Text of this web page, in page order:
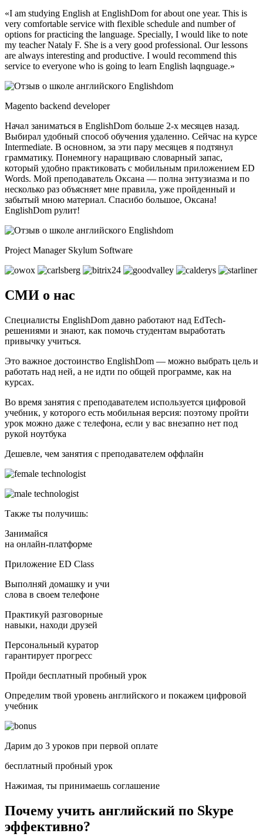
«I am studying English at EnglishDom for about one year. This is
very comfortable service with flexible schedule and number of
options for practicing the language. Specially, I would like to note
my teacher Nataly F. She is a very good professional. Our lessons
are always interesting and productive. I would recommend this
service to everyone who is going to learn English laqnguage.»
Magento backend developer
Начал заниматься в EnglishDom больше 2-х месяцев назад.
Выбирал удобный способ обучения удаленно. Сейчас на курсе
Intermediate. В основном, за эти пару месяцев я подтянул
грамматику. Понемногу наращиваю словарный запас,
который удобно практиковать с мобильным приложением ED
Words. Мой преподаватель Оксана — полна энтузиазма и по
несколько раз объясняет мне правила, уже пройденный и
забытый мною материал. Спасибо большое, Оксана!
EnglishDom рулит!
Project Manager Skylum Software
СМИ о нас
Специалисты EnglishDom давно работают над EdTech-
решениями и знают, как помочь студентам выработать
привычку учиться.
Это важное достоинство EnglishDom — можно выбрать цель и
работать над ней, а не идти по общей программе, как на
курсах.
Во время занятия с преподавателем используется цифровой
учебник, у которого есть мобильная версия: поэтому пройти
урок можно даже с телефона, если у вас внезапно нет под
рукой ноутбука
Дешевле, чем занятия с преподавателем оффлайн
Также ты получишь:
Занимайся
на онлайн-платформе
Приложение ED Class
Выполняй домашку и учи
слова в своем телефоне
Практикуй разговорные
навыки, находи друзей
Персональный куратор
гарантирует прогресс
Пройди бесплатный пробный урок
Определим твой уровень английского и покажем цифровой
учебник
Дарим до 3 уроков при первой оплате
бесплатный пробный урок
Нажимая, ты принимаешь соглашение
Почему учить английский по Skype
эффективно?